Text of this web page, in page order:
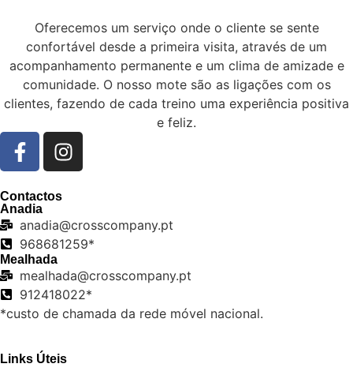
Oferecemos um serviço onde o cliente se sente
confortável desde a primeira visita, através de um
acompanhamento permanente e um clima de amizade e
comunidade. O nosso mote são as ligações com os
clientes, fazendo de cada treino uma experiência positiva
e feliz.
Contactos
Anadia
anadia@crosscompany.pt
968681259*
Mealhada
mealhada@crosscompany.pt
912418022*
*custo de chamada da rede móvel nacional.
Links Úteis